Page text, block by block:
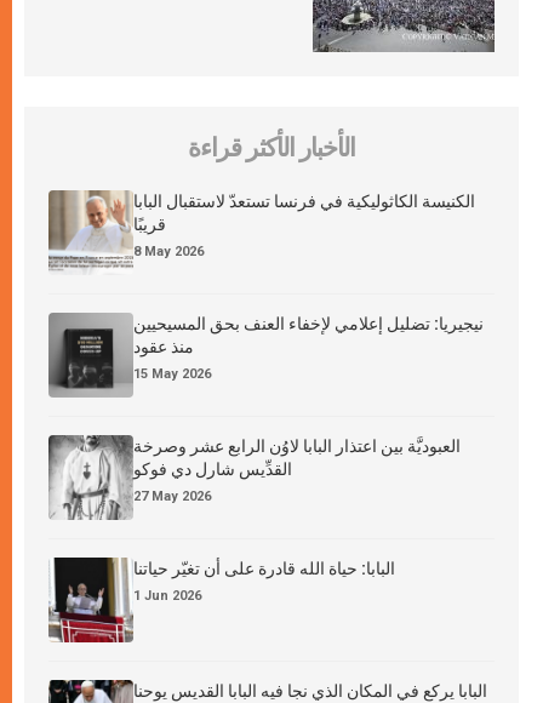
الأخبار الأكثر قراءة
الكنيسة الكاثوليكية في فرنسا تستعدّ لاستقبال البابا
قريبًا
8 May 2026
نيجيريا: تضليل إعلامي لإخفاء العنف بحق المسيحيين
منذ عقود
15 May 2026
العبوديَّة بين اعتذار البابا لاوُن الرابع عشر وصرخة
القدِّيس شارل دي فوكو
27 May 2026
البابا: حياة الله قادرة على أن تغيّر حياتنا
1 Jun 2026
البابا يركع في المكان الذي نجا فيه البابا القديس يوحنا